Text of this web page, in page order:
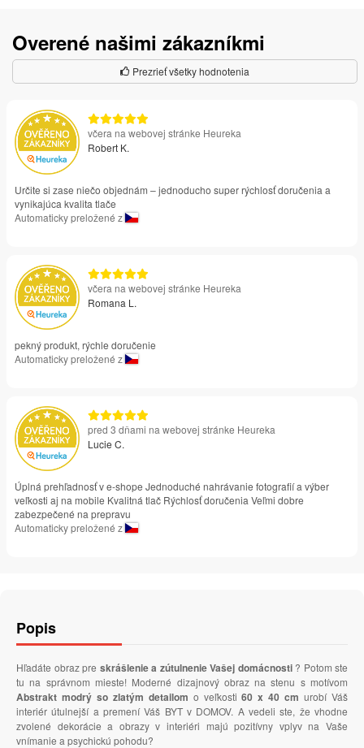
Overené našimi zákazníkmi
Prezrieť všetky hodnotenia
včera na webovej stránke Heureka
Robert K.
Určite si zase niečo objednám – jednoducho super rýchlosť doručenia a
vynikajúca kvalita tlače
Automaticky preložené z
včera na webovej stránke Heureka
Romana L.
pekný produkt, rýchle doručenie
Automaticky preložené z
pred 3 dňami na webovej stránke Heureka
Lucie C.
Úplná prehľadnosť v e-shope Jednoduché nahrávanie fotografií a výber
veľkosti aj na mobile Kvalitná tlač Rýchlosť doručenia Veľmi dobre
zabezpečené na prepravu
Automaticky preložené z
Popis
Hľadáte obraz pre skrášlenie a zútulnenie Vašej domácnosti ? Potom ste
tu na správnom mieste! Moderné dizajnový obraz na stenu s motívom
Abstrakt modrý so zlatým detailom o veľkosti60 x 40 cm urobí Váš
interiér útulnejší a premení Váš BYT v DOMOV. A vedeli ste, že vhodne
zvolené dekorácie a obrazy v interiéri majú pozitívny vplyv na Vaše
vnímanie a psychickú pohodu?